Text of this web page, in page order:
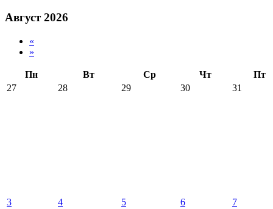
Август 2026
«
»
Пн Вт Ср Чт
Пт
27
28 29 30 31
3 4 5 6 7